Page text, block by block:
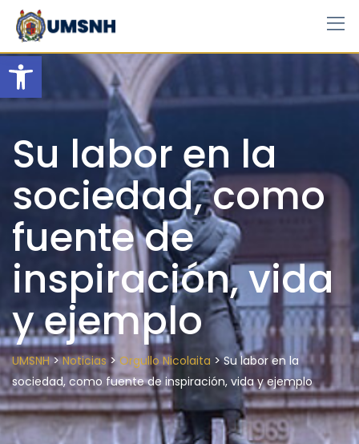
Open toolbar
Skip
content
Su labor en la
sociedad, como
fuente de
inspiración, vida
y ejemplo
UMSNH>Noticias> Orgullo Nicolaita >Su labor en la
sociedad, como fuente de inspiración, vida y ejemplo